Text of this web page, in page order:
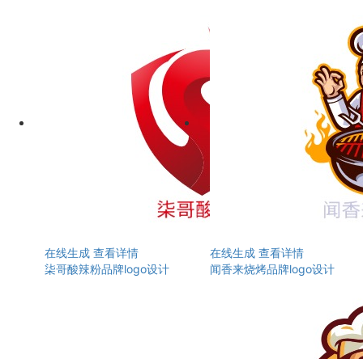
在线生成 查看详情
柒哥酸辣粉品牌logo设计
在线生成 查看详情
闻香来烧烤品牌logo设计